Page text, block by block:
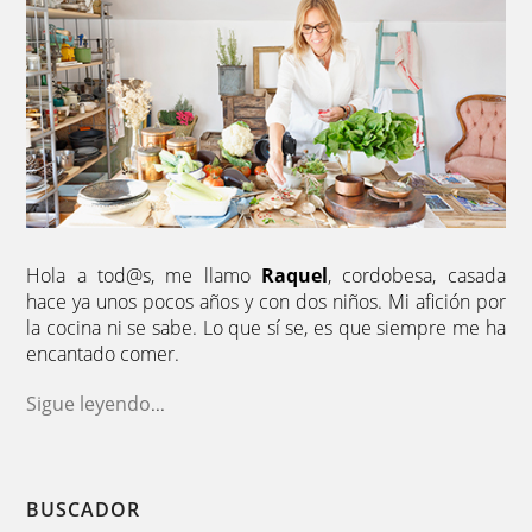
mantequilla. Debe quedar engrasado tanto el
fondo como los laterales. Introduce en el horno
para que se vaya calentando.
En un bol bate los huevos junto con la leche, la sal,
el orégano y la pimienta.
Agrega la harina tamizada y bate hasta conseguir
una mezcla ligera y sin grumos.
hornea a 200º unos 30-40 minutos o hasta que la
veas dorada.
Mientras se hornea la masa, pon al fuego una
sartén con una cucharada de aceite de oliva, una
vez caliente agrega los tomates y saltea unos
minutos. Reserva.
tomillo fresco y rocía con un poco de aceite de
Hola a tod@s, me llamo Raquel, cordobesa, casada
hace ya unos pocos años y con dos niños. Mi afición por
la cocina ni se sabe. Lo que sí se, es que siempre me ha
encantado comer.
Sigue leyendo...
BUSCADOR